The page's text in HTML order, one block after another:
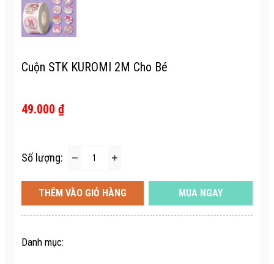
Cuộn STK KUROMI 2M Cho Bé
49.000 ₫
Số lượng:
THÊM VÀO GIỎ HÀNG MUA NGAY
Danh mục: